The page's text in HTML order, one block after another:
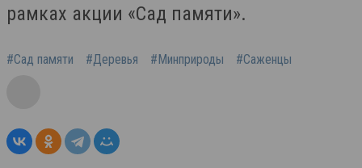
рамках акции «Сад памяти».
#Сад памяти #Деревья #Минприроды #Саженцы